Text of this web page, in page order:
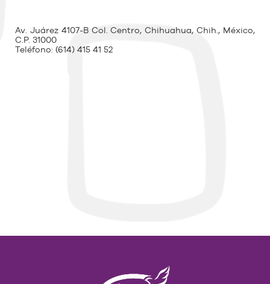
Av. Juárez 4107-B Col. Centro, Chihuahua, Chih., México,
C.P. 31000
Teléfono: (614) 415 41 52